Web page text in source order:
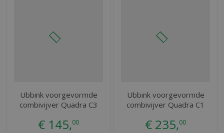
Ubbink voorgevormde
combivijver Quadra C3
€ 145,00
Ubbink voorgevormde
combivijver Quadra C1
€ 235,00